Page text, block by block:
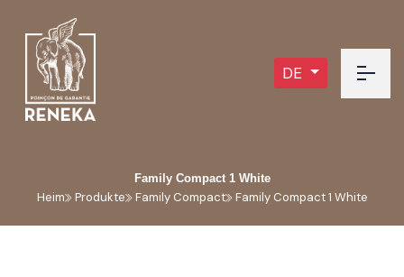
DE
Family Compact 1 White
Heim Produkte Family Compact Family Compact 1 White